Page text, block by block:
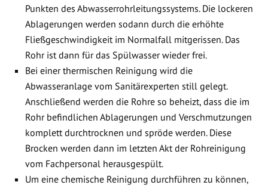
Punkten des Abwasserrohrleitungssystems. Die lockeren
Ablagerungen werden sodann durch die erhöhte
Fließgeschwindigkeit im Normalfall mitgerissen. Das
Rohr ist dann für das Spülwasser wieder frei.
Bei einer thermischen Reinigung wird die
Abwasseranlage vom Sanitärexperten still gelegt.
Anschließend werden die Rohre so beheizt, dass die im
Rohr befindlichen Ablagerungen und Verschmutzungen
komplett durchtrocknen und spröde werden. Diese
Brocken werden dann im letzten Akt der Rohreinigung
vom Fachpersonal herausgespült.
Um eine chemische Reinigung durchführen zu können,